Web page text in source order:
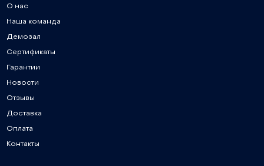
О нас
Наша команда
Демозал
Сертификаты
Гарантии
Новости
Отзывы
Доставка
Оплата
Контакты